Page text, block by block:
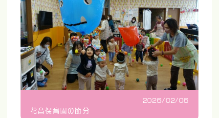
2026/02/06
花音保育園の節分